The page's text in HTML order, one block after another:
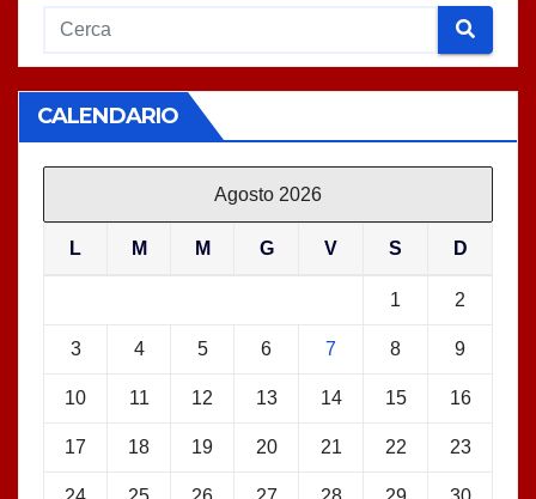
CALENDARIO
Agosto 2026
L M M G V S D
1 2
3 4 5 6 7 8 9
10 11 12 13 14 15 16
17 18 19 20 21 22 23